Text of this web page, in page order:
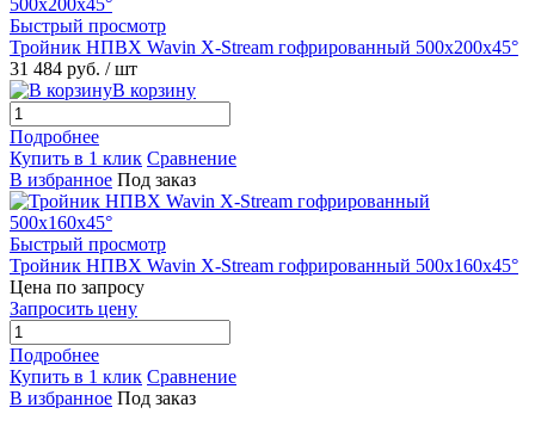
Быстрый просмотр
Тройник НПВХ Wavin X-Stream гофрированный 500x200х45°
31 484 руб. / шт
В корзину
Подробнее
Купить в 1 клик Сравнение
В избранное Под заказ
Быстрый просмотр
Тройник НПВХ Wavin X-Stream гофрированный 500x160х45°
Цена по запросу
Запросить цену
Подробнее
Купить в 1 клик Сравнение
В избранное Под заказ